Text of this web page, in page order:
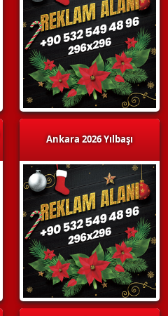
Ankara 2026 Yılbaşı